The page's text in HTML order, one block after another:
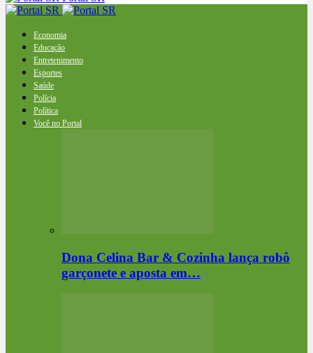
Economia
Educação
Entretenimento
Esportes
Saúde
Polícia
Política
Você no Portal
Dona Celina Bar & Cozinha lança robô
garçonete e aposta em…